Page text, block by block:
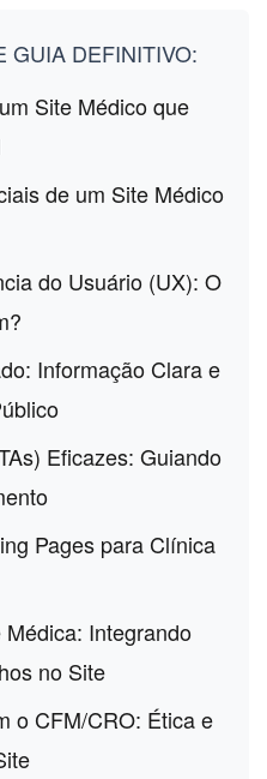
GUIA DEFINITIVO:
Site Médico que
de um Site Médico
do Usuário (UX): O
Informação Clara e
Eficazes: Guiando
Pages para Clínica
Integrando
no Site
o CFM/CRO: Ética e